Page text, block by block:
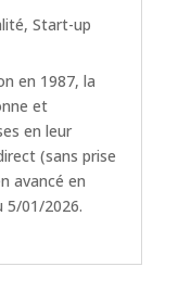
, Start-up
en 1987, la
et
en leur
(sans prise
avancé en
5/01/2026.